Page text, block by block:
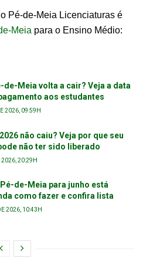
Pé-de-Meia Licenciaturas é
Meia para o Ensino Médio:
de-Meia volta a cair? Veja a data
aos estudantes
2026, 09:59H
não caiu? Veja por que seu
não ter sido liberado
2026, 20:29H
de-Meia para junho está
como fazer e confira lista
2026, 10:43H